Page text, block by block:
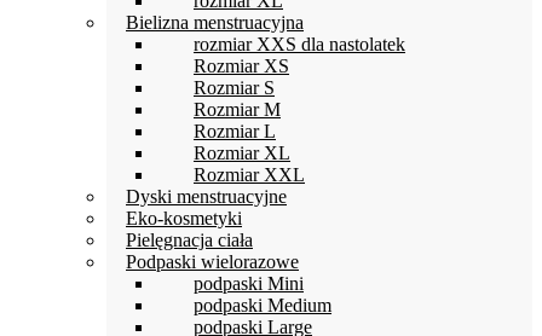
Bielizna menstruacyjna
rozmiar XXS dla nastolatek
Rozmiar XS
Rozmiar S
Rozmiar M
Rozmiar L
Rozmiar XL
Rozmiar XXL
Dyski menstruacyjne
Eko-kosmetyki
Pielęgnacja ciała
Podpaski wielorazowe
podpaski Mini
podpaski Medium
podpaski Large